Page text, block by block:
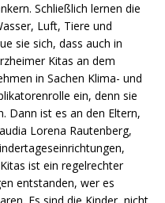
Schließlich lernen die
Luft, Tiere und
sie sich, dass auch in
Kitas an dem
in Sachen Klima- und
ein, denn sie
Dann ist es an den Eltern,
Lorena Rautenberg,
ist ein regelrechter
entstanden, wer es